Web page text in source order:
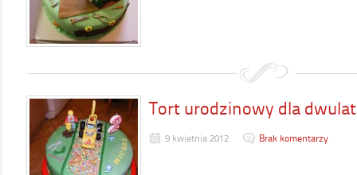
Tort urodzinowy dla
9 kwietnia 2012 Brak komentarzy